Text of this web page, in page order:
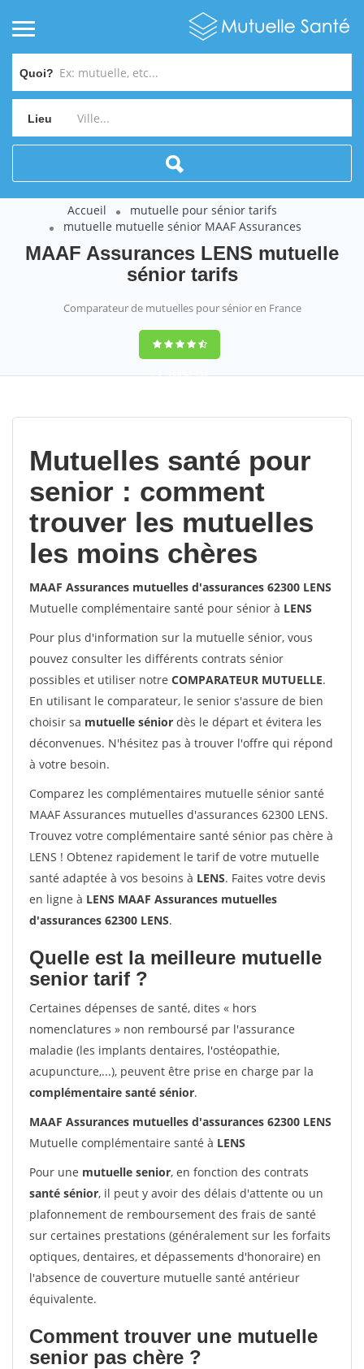
Quoi?
Lieu
Accueil
mutuelle pour sénior tarifs
mutuelle mutuelle sénior MAAF Assurances
MAAF Assurances LENS mutuelle
sénior tarifs
Comparateur de mutuelles pour sénior en France
9,2(100%)452
Mutuelles santé pour
senior : comment
trouver les mutuelles
les moins chères
MAAF Assurances mutuelles d'assurances 62300 LENS
Mutuelle complémentaire santé pour sénior à LENS
Pour plus d'information sur la mutuelle sénior, vous
pouvez consulter les différents contrats sénior
possibles et utiliser notre COMPARATEUR MUTUELLE.
En utilisant le comparateur, le senior s'assure de bien
choisir sa mutuelle sénior dès le départ et évitera les
déconvenues. N'hésitez pas à trouver l'offre qui répond
à votre besoin.
Comparez les complémentaires mutuelle sénior santé
MAAF Assurances mutuelles d'assurances 62300 LENS.
Trouvez votre complémentaire santé sénior pas chère à
LENS ! Obtenez rapidement le tarif de votre mutuelle
santé adaptée à vos besoins à LENS. Faites votre devis
en ligne à LENS MAAF Assurances mutuelles
d'assurances 62300 LENS.
Quelle est la meilleure mutuelle
senior tarif ?
Certaines dépenses de santé, dites « hors
nomenclatures » non remboursé par l'assurance
maladie (les implants dentaires, l'ostéopathie,
acupuncture,...), peuvent être prise en charge par la
complémentaire santé sénior.
MAAF Assurances mutuelles d'assurances 62300 LENS
Mutuelle complémentaire santé à LENS
Pour une mutuelle senior, en fonction des contrats
santé sénior, il peut y avoir des délais d'attente ou un
plafonnement de remboursement des frais de santé
sur certaines prestations (généralement sur les forfaits
optiques, dentaires, et dépassements d'honoraire) en
l'absence de couverture mutuelle santé antérieur
équivalente.
Comment trouver une mutuelle
senior pas chère ?